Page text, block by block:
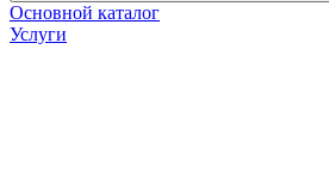
Основной каталог
Услуги